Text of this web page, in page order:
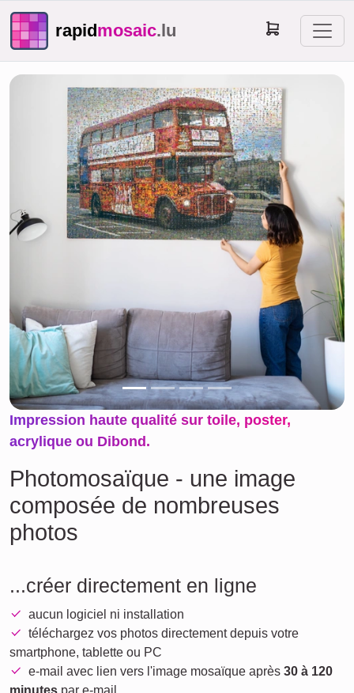
rapidmosaic.lu
Impression haute qualité sur toile, poster,
acrylique ou Dibond.
Photomosaïque - une image
composée de nombreuses
photos
...créer directement en ligne
aucun logiciel ni installation
téléchargez vos photos directement depuis votre
smartphone, tablette ou PC
e-mail avec lien vers l'image mosaïque après 30 à 120
minutes par e-mail